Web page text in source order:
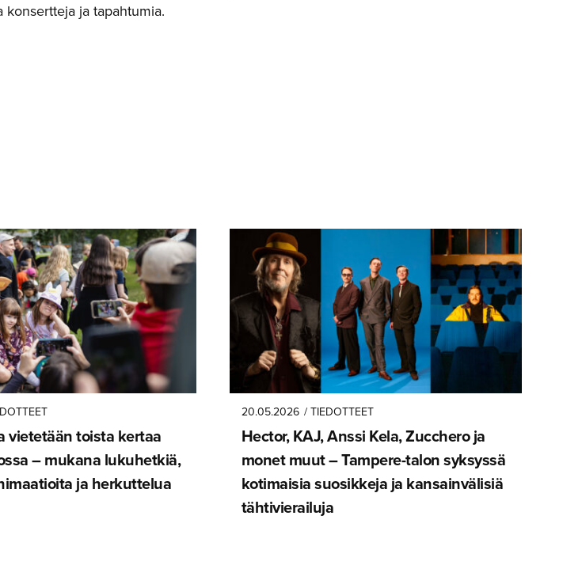
ja tapahtumia.
vietetään toista kertaa
– mukana lukuhetkiä,
ja herkuttelua
20.05.2026 / TIEDOTTEET
Hector, KAJ, Anssi Kela, Zucchero ja
monet muut – Tampere-talon syksyssä
kotimaisia suosikkeja ja kansainvä­lisiä
tähtivie­railuja